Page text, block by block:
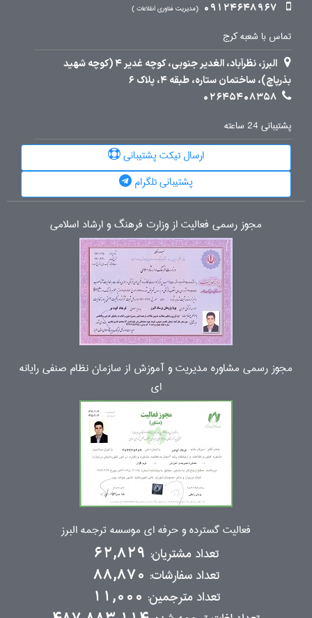
09124648967 مدیریت فناوری اطلاعات
تماس با شعبه کرج
البرز، نظرآباد، الغدیر جنوبی، کوچه غدیر 4 (کوچه شهید
بذرپاچ)، ساختمان ستاره، طبقه 4، پلاک 6
02645408358
پشتیبانی 24 ساعته
ارسال تیکت پشتیبانی
پشتیبانی تلگرام
مجوز رسمی فعالیت از وزارت فرهنگ و ارشاد اسلامی
مجوز رسمی مشاوره مدیریت و آموزش از سازمان نظام صنفی رایانه
ای
فعالیت گسترده و حرفه ای موسسه ترجمه البرز
تعداد مشتریان: 62,829
تعداد سفارشات: 88,870
تعداد مترجمین: 11,000